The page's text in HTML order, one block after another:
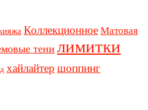
Коллекционное Матовая
тени лимитки
хайлайтер шоппинг